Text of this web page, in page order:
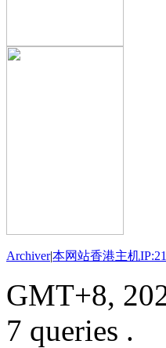
Archiver|本网站香港主机
GMT+8,
7 queries .